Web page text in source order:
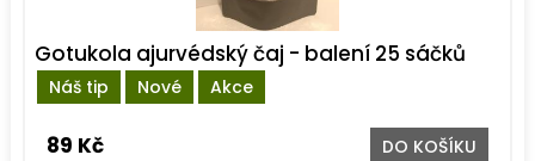
Náš tip Nové Akce
Gotukola ajurvédský čaj - balení 25 sáčků
89 Kč DO KOŠÍKU